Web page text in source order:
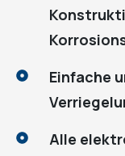
Einfache
Alle